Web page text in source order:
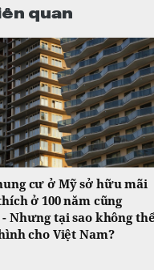
quan
cư ở Mỹ sở hữu mãi
ở 100 năm cũng
Nhưng tại sao không thể
cho Việt Nam?